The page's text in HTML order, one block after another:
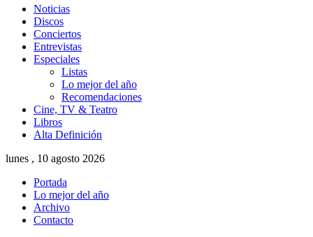
Noticias
Discos
Conciertos
Entrevistas
Especiales
Listas
Lo mejor del año
Recomendaciones
Cine, TV & Teatro
Libros
Alta Definición
lunes , 10 agosto 2026
Portada
Lo mejor del año
Archivo
Contacto